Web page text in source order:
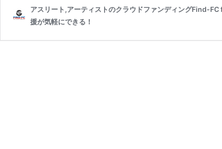
アスリート,アーティストのクラウドファンディングFind-
援が気軽にできる！